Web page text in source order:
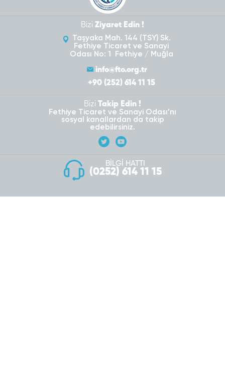
Bizi Ziyaret Edin !
Taşyaka Mah. 144 (TSY) Sk.
Fethiye Ticaret ve Sanayi
Odası No: 1 Fethiye / Muğla
info@fto.org.tr
+90 (252) 614 11 15
Bizi Takip Edin !
Fethiye Ticaret ve Sanayi Odası’nı
sosyal kanallardan da takip
edebilirsiniz.
BİLGİ HATTI
(0252) 614 11 15